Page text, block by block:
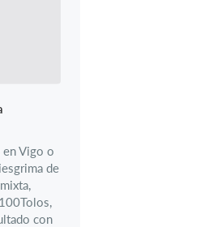
Vigo o
de
con